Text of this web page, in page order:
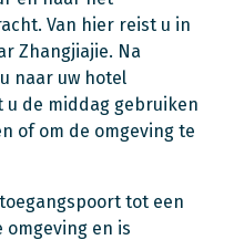
Van hier reist u in
Zhangjiajie. Na
naar uw hotel
u de middag gebruiken
of om de omgeving te
tot een
en is